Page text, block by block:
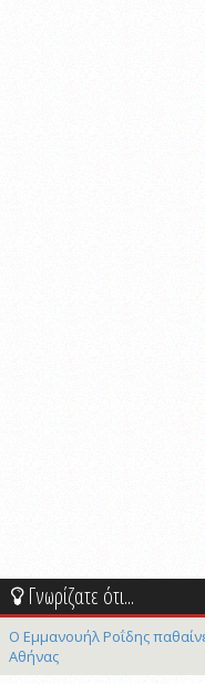
Γνωρίζατε ότι...
Ο Εμμανουήλ Ροΐδης
Αθήνας